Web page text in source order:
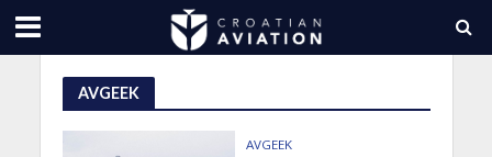
AVGEEK
AVGEEK